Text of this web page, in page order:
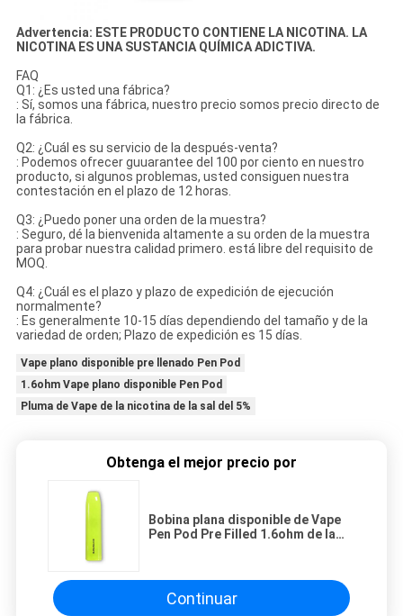
Advertencia: ESTE PRODUCTO CONTIENE LA NICOTINA. LA
NICOTINA ES UNA SUSTANCIA QUÍMICA ADICTIVA.
FAQ
Q1: ¿Es usted una fábrica?
: Sí, somos una fábrica, nuestro precio somos precio directo de
la fábrica.
Q2: ¿Cuál es su servicio de la después-venta?
: Podemos ofrecer guuarantee del 100 por ciento en nuestro
producto, si algunos problemas, usted consiguen nuestra
contestación en el plazo de 12 horas.
Q3: ¿Puedo poner una orden de la muestra?
: Seguro, dé la bienvenida altamente a su orden de la muestra
para probar nuestra calidad primero. está libre del requisito de
MOQ.
Q4: ¿Cuál es el plazo y plazo de expedición de ejecución
normalmente?
: Es generalmente 10-15 días dependiendo del tamaño y de la
variedad de orden; Plazo de expedición es 15 días.
Vape plano disponible pre llenado Pen Pod
1.6ohm Vape plano disponible Pen Pod
Pluma de Vape de la nicotina de la sal del 5%
Obtenga el mejor precio por
Bobina plana disponible de Vape
Pen Pod Pre Filled 1.6ohm de la
Continuar